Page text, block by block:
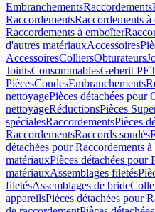
EmbranchementsRaccordements
RaccordementsRaccordements à
Raccordements à emboîter
d'autres matériauxAccessoires
AccessoiresColliersObturateurs
JointsConsommablesGeberit PE
PiècesCoudesEmbranchements
nettoyagePièces détachées pour
nettoyageRéductionsPièces
spécialesRaccordementsPièces
RaccordementsRaccords soudés
détachées pour Raccordements
matériauxPièces détachées pour
matériauxAssemblages filetés
filetésAssemblages de bride
appareilsPièces détachées pour